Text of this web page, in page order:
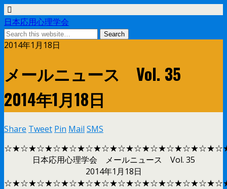
日本応用心理学会
2014年1月18日
メールニュース Vol. 35
2014年1月18日
Share Tweet Pin Mail SMS
日本応用心理学会 メールニュース Vol. 35
2014年1月18日